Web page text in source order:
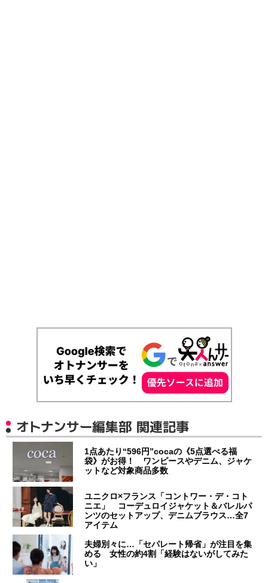
オトナンサー編集部 関連記事
1点あたり“596円”cocaの《5点選べる福
袋》がお得！ ワンピースやデニム、ジャケ
ットなど対象商品多数
ユニクロ×フランス「コントワー・デ・コト
ニエ」 コーデュロイジャケット＆バレルパ
ンツのセットアップ、デニムブラウス…全7
アイテム
夫婦別々に…「セパレート帰省」が注目を集
める 女性の約4割「経験はないがしてみた
い」